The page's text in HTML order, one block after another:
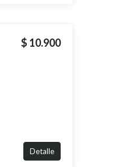
$ 10.900
Detalle